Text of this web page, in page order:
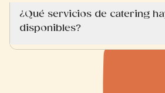
¿Qué servicios de catering
disponibles?